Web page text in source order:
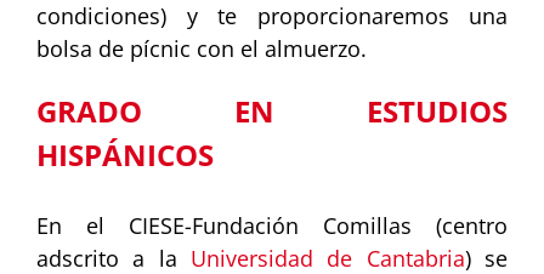
condiciones) y te proporcionaremos una
bolsa de pícnic con el almuerzo.
GRADO EN ESTUDIOS
HISPÁNICOS
En el CIESE-Fundación Comillas (centro
adscrito a la Universidad de Cantabria) se